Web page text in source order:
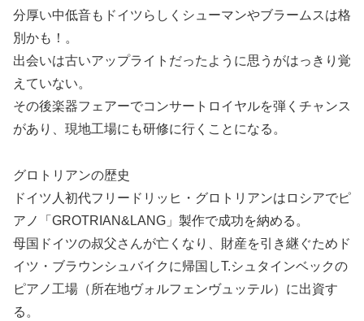
分厚い中低音もドイツらしくシューマンやブラームスは格
別かも！。
出会いは古いアップライトだったように思うがはっきり覚
えていない。
その後楽器フェアーでコンサートロイヤルを弾くチャンス
があり、現地工場にも研修に行くことになる。
グロトリアンの歴史
ドイツ人初代フリードリッヒ・グロトリアンはロシアでピ
アノ「GROTRIAN&LANG」製作で成功を納める。
母国ドイツの叔父さんが亡くなり、財産を引き継ぐためド
イツ・ブラウンシュバイクに帰国しT.シュタインベックの
ピアノ工場（所在地ヴォルフェンヴュッテル）に出資す
る。